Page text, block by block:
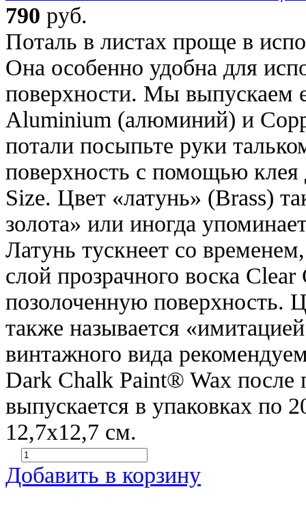
790 руб.
Поталь в листах проще в
Она особенно удобна для
поверхности. Мы выпускаем
Aluminium (алюминий) и
потали посыпьте руки
поверхность с помощью
Size. Цвет «латунь» (Brass)
золота» или иногда
Латунь тускнеет со
слой прозрачного воска
позолоченную
также называется
винтажного вида
Dark Chalk Paint® Wax после
выпускается в упаковках по
12,7х12,7 см.
Добавить в корзину